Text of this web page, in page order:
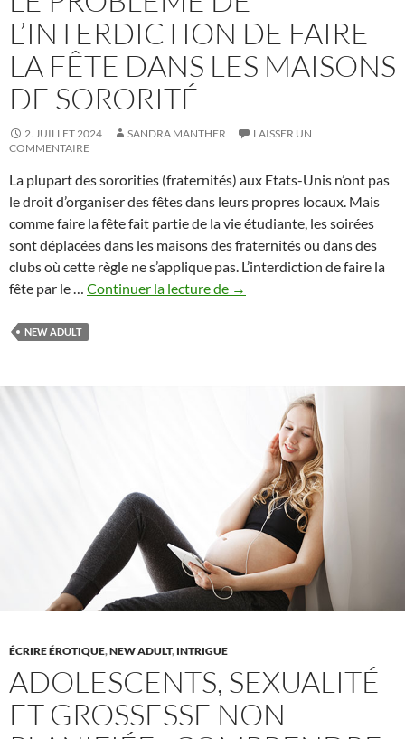
L’INTERDICTION DE FAIRE
LA FÊTE DANS LES MAISONS
DE SORORITÉ
2. JUILLET 2024 SANDRA MANTHER
LAISSER UN
COMMENTAIRE
La plupart des sororities (fraternités) aux Etats-Unis n’ont pas
le droit d’organiser des fêtes dans leurs propres locaux. Mais
comme faire la fête fait partie de la vie étudiante, les soirées
sont déplacées dans les maisons des fraternités ou dans des
clubs où cette règle ne s’applique pas. L’interdiction de faire la
fête par le … Continuer la lecture de Le
maisons
de
sororité
→
NEW ADULT
ÉCRIRE ÉROTIQUE,NEW ADULT, INTRIGUE
ADOLESCENTS, SEXUALITÉ
ET GROSSESSE NON